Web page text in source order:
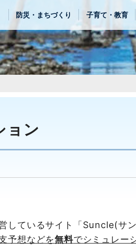
防災・まちづくり 子育て・教育
ョン
しているサイト「Suncle(サ
予想などを無料でシミュレー